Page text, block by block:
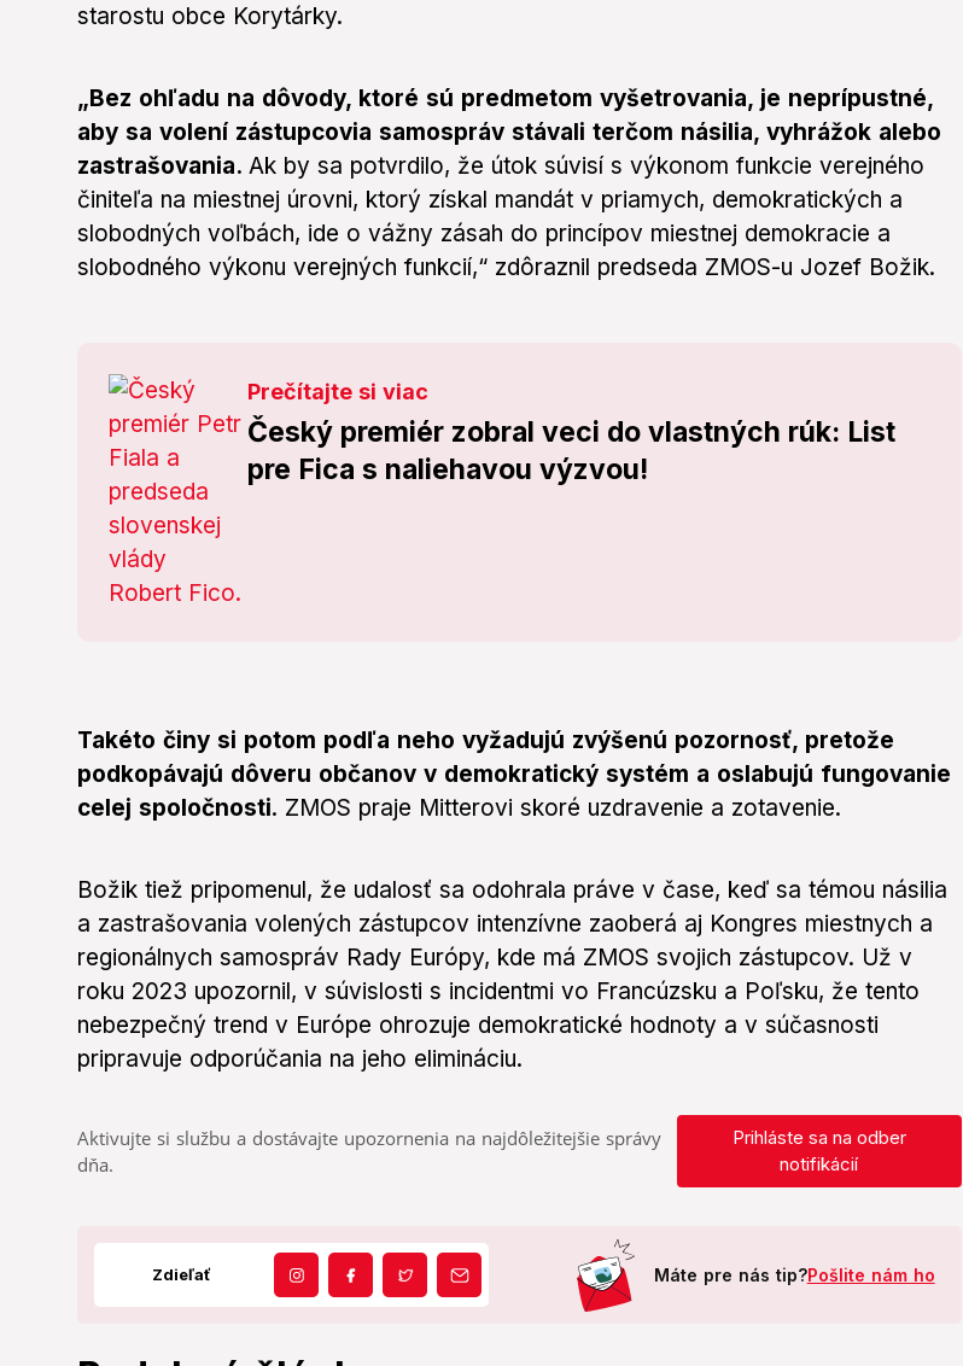
starostu obce Korytárky.
„Bez ohľadu na dôvody, ktoré sú predmetom vyšetrovania, je neprípustné,
aby sa volení zástupcovia samospráv stávali terčom násilia, vyhrážok alebo
zastrašovania. Ak by sa potvrdilo, že útok súvisí s výkonom funkcie verejného
činiteľa na miestnej úrovni, ktorý získal mandát v priamych, demokratických a
slobodných voľbách, ide o vážny zásah do princípov miestnej demokracie a
slobodného výkonu verejných funkcií,“ zdôraznil predseda ZMOS-u Jozef Božik.
Prečítajte si viac
Český premiér zobral veci do vlastných rúk: List
pre Fica s naliehavou výzvou!
Takéto činy si potom podľa neho vyžadujú zvýšenú pozornosť, pretože
podkopávajú dôveru občanov v demokratický systém a oslabujú fungovanie
celej spoločnosti. ZMOS praje Mitterovi skoré uzdravenie a zotavenie.
Božik tiež pripomenul, že udalosť sa odohrala práve v čase, keď sa témou násilia
a zastrašovania volených zástupcov intenzívne zaoberá aj Kongres miestnych a
regionálnych samospráv Rady Európy, kde má ZMOS svojich zástupcov. Už v
roku 2023 upozornil, v súvislosti s incidentmi vo Francúzsku a Poľsku, že tento
nebezpečný trend v Európe ohrozuje demokratické hodnoty a v súčasnosti
pripravuje odporúčania na jeho elimináciu.
Aktivujte si službu a dostávajte upozornenia na najdôležitejšie správy
dňa.
Prihláste sa na odber
notifikácií
Zdieľať Máte pre nás tip?Pošlite nám ho